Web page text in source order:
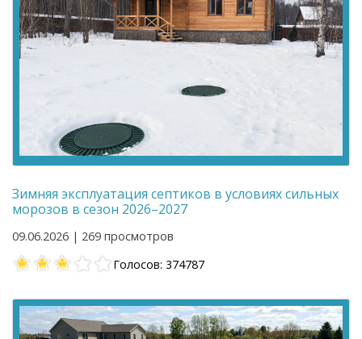
Зимняя эксплуатация септиков в условиях сильных
морозов в сезон 2026–2027
09.06.2026 | 269 просмотров
Голосов: 374787